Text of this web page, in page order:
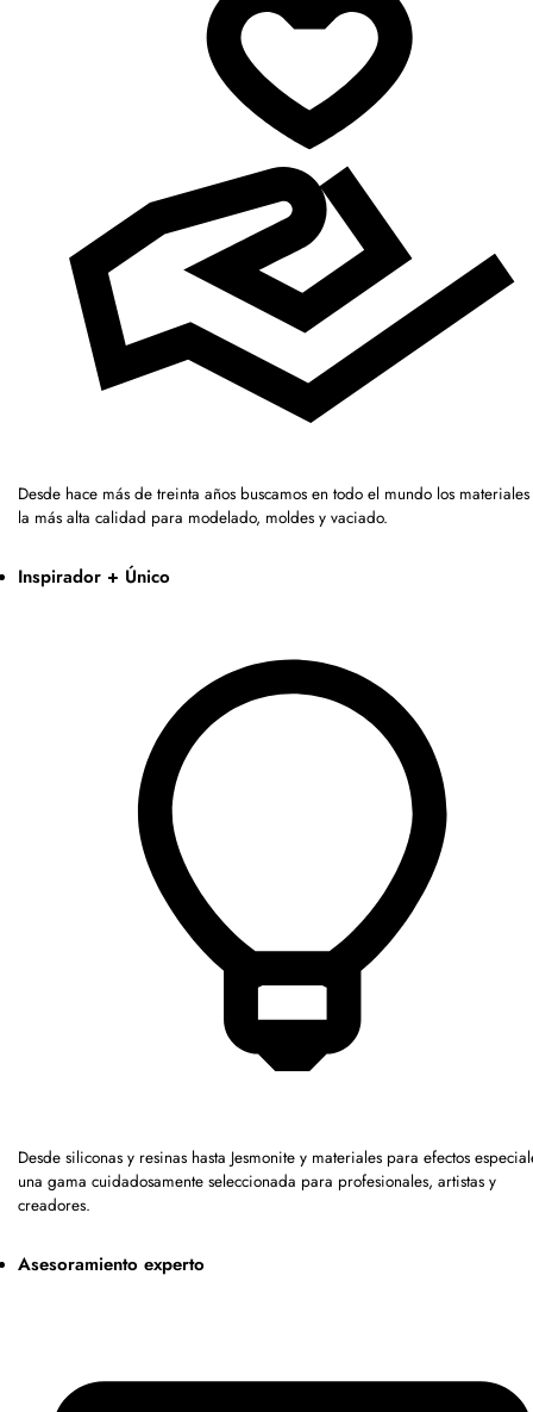
Desde hace más de treinta años buscamos en todo el mundo los
la más alta calidad para modelado, moldes y vaciado.
Inspirador + Único
Desde siliconas y resinas hasta Jesmonite y materiales para efectos
una gama cuidadosamente seleccionada para profesionales, artistas y
creadores.
Asesoramiento experto